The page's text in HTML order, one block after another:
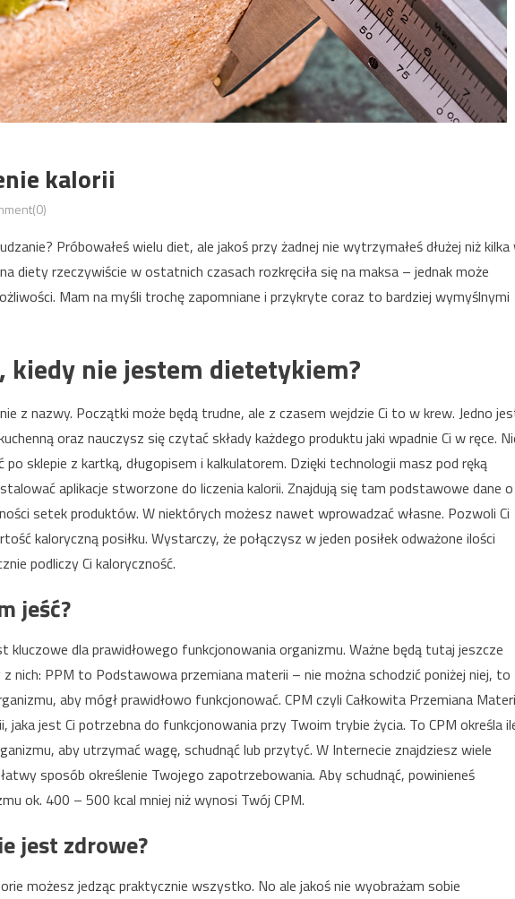
kalorii
Próbowałeś wielu diet, ale jakoś przy żadnej nie wytrzymałeś dłużej niż kilka
diety rzeczywiście w ostatnich czasach rozkręciła się na maksa – jednak może
Mam na myśli trochę zapomniane i przykryte coraz to bardziej wymyślnymi
, kiedy nie jestem dietetykiem?
z nazwy. Początki może będą trudne, ale z czasem wejdzie Ci to w krew. Jedno
oraz nauczysz się czytać składy każdego produktu jaki wpadnie Ci w ręce.
sklepie z kartką, długopisem i kalkulatorem. Dzięki technologii masz pod ręką
aplikacje stworzone do liczenia kalorii. Znajdują się tam podstawowe dane o
setek produktów. W niektórych możesz nawet wprowadzać własne. Pozwoli Ci
kaloryczną posiłku. Wystarczy, że połączysz w jeden posiłek odważone ilości
podliczy Ci kaloryczność.
jeść?
dla prawidłowego funkcjonowania organizmu. Ważne będą tutaj jeszcze
nich: PPM to Podstawowa przemiana materii – nie można schodzić poniżej niej, to
aby mógł prawidłowo funkcjonować. CPM czyli Całkowita Przemiana
jaka jest Ci potrzebna do funkcjonowania przy Twoim trybie życia. To CPM określa
aby utrzymać wagę, schudnąć lub przytyć. W Internecie znajdziesz wiele
sposób określenie Twojego zapotrzebowania. Aby schudnąć, powinieneś
ok. 400 – 500 kcal mniej niż wynosi Twój CPM.
jest zdrowe?
możesz jedząc praktycznie wszystko. No ale jakoś nie wyobrażam sobie